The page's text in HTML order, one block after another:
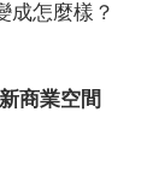
成怎麼樣？
商業空間